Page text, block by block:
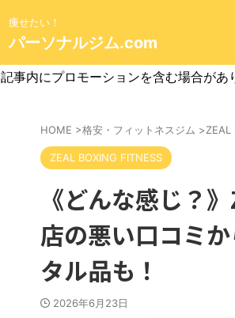
痩せたい！
パーソナルジム.com
記事内にプロモーションを含む場合があ
HOME >格安・フィットネスジム >ZEAL
ZEAL BOXING FITNESS
《どんな感じ？
店の悪い口コミ
タル品も！
2026年6月23日